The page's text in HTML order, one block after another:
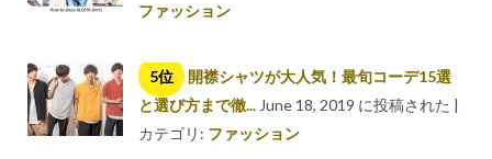
ファッション
開襟シャツが大人気！最旬コーデ15選
と選び方まで徹... June 18, 2019 に投稿された |
カテゴリ: ファッション